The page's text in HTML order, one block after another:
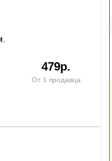
479р.
От 1 продавца